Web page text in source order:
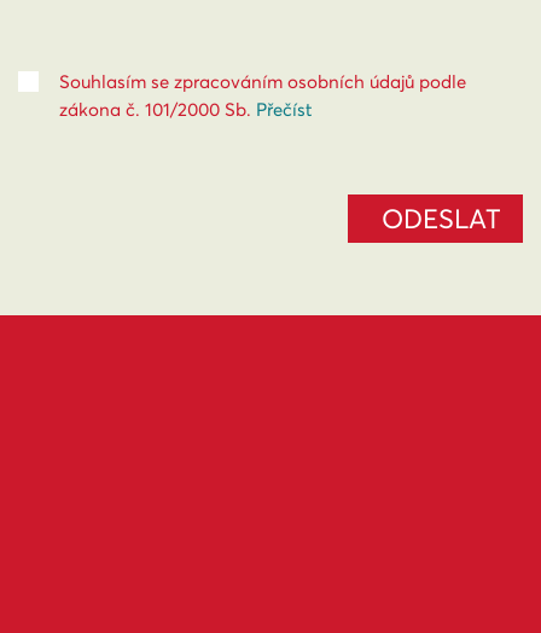
Souhlasím se zpracováním osobních údajů podle
zákona č. 101/2000 Sb. Přečíst